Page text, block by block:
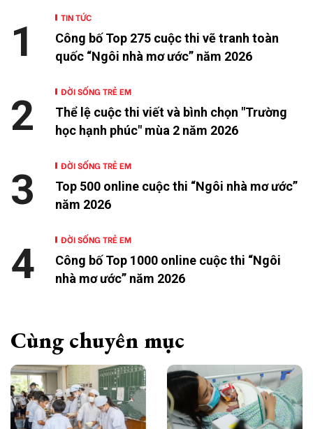
TIN TỨC
Công bố Top 275 cuộc thi vẽ tranh toàn
quốc “Ngôi nhà mơ ước” năm 2026
1
ĐỜI SỐNG TRẺ EM
Thể lệ cuộc thi viết và bình chọn "Trường
học hạnh phúc" mùa 2 năm 2026
2
ĐỜI SỐNG TRẺ EM
Top 500 online cuộc thi “Ngôi nhà mơ ước”
năm 2026
3
ĐỜI SỐNG TRẺ EM
Công bố Top 1000 online cuộc thi “Ngôi
nhà mơ ước” năm 2026
4
Cùng chuyên mục